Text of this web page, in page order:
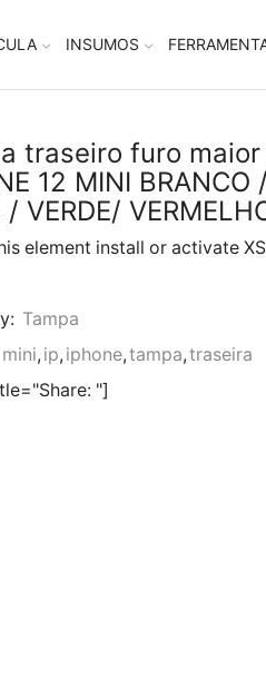
INSUMOS
traseiro furo
12 MINI BRANCO
VERDE/
element install or activate
Tampa
mini, ip, iphone,tampa,traseira
"]